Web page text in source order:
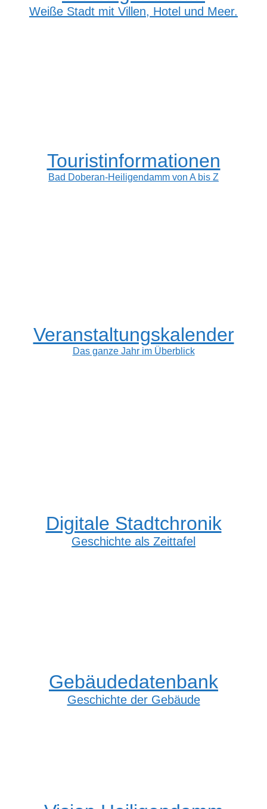
Weiße Stadt mit Villen, Hotel und Meer.
Touristinformationen
Bad Doberan-Heiligendamm von A bis Z
Veranstaltungskalender
Das ganze Jahr im Überblick
Digitale Stadtchronik
Geschichte als Zeittafel
Gebäudedatenbank
Geschichte der Gebäude